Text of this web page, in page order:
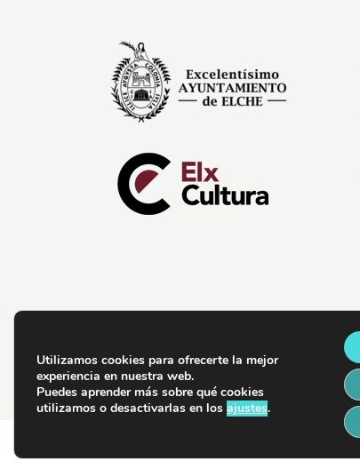
Utilizamos cookies para ofrecerte la mejor
experiencia en nuestra web.
Puedes aprender más sobre qué cookies
utilizamos o desactivarlas en los ajustes.